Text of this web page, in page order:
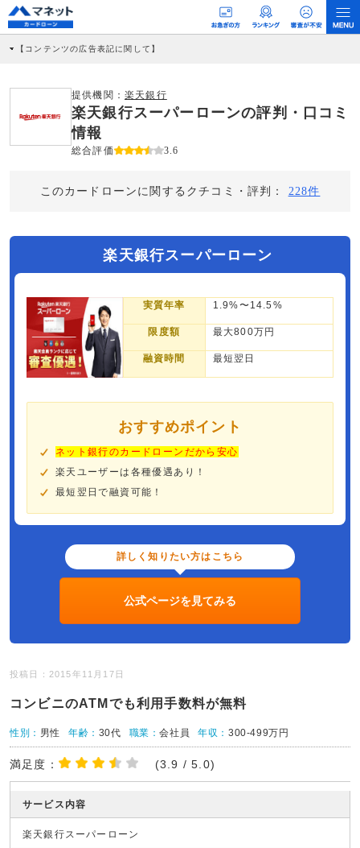
【コンテンツの広告表記に関して】
社に対して企業から紹介報酬が支払われるという収益モデルです。 ただし、特定の
商品を根拠なくPRするものではなく、当編集部の調査／ユーザーへの口コミ収集な
どに基づき、公平性を担保した情報提供を行っています。
提供機関： 楽天銀行
楽天銀行スーパーローンの評判・口コミ
情報
総合評価 3.6
このカードローンに関するクチコミ・評判： 228件
楽天銀行スーパーローン
実質年率 1.9%〜14.5%
限度額 最大800万円
融資時間 最短翌日
おすすめポイント
ネット銀行のカードローンだから安心
楽天ユーザーは各種優遇あり！
最短翌日で融資可能！
詳しく知りたい方はこちら
公式ページを見てみる
投稿日：2015年11月17日
コンビニのATMでも利用手数料が無料
性別： 男性 年齢： 30代 職業：会社員 年収：300-499万円
満足度： (3.9 / 5.0)
サービス内容
楽天銀行スーパーローン